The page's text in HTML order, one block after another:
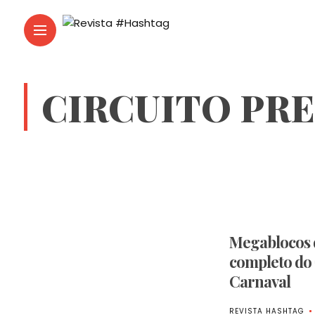
CIRCUITO
Megablocos
completo
Carnaval
REVISTA HASHTAG